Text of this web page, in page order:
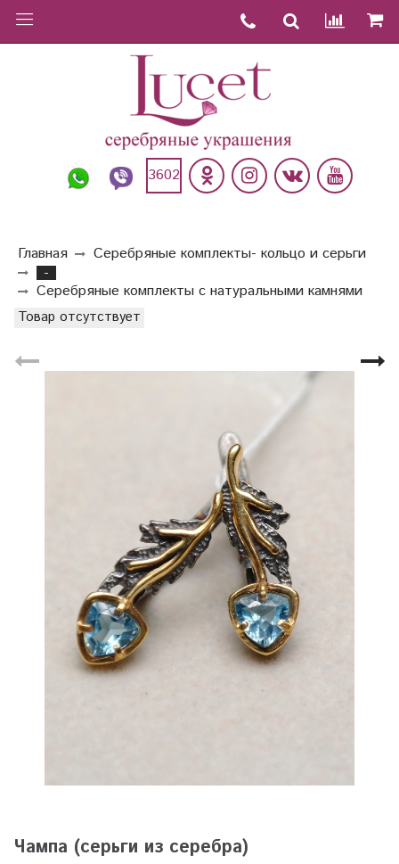
3602
Главная
Серебряные комплекты- кольцо и серьги
-
Серебряные комплекты с натуральными камнями
Товар отсутствует
Чампа (серьги из серебра)